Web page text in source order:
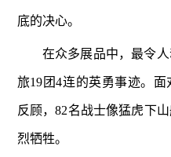
底的决心。
在众多展品中，最令
旅19团4连的英勇事迹。
反顾，82名战士像猛虎下
烈牺牲。